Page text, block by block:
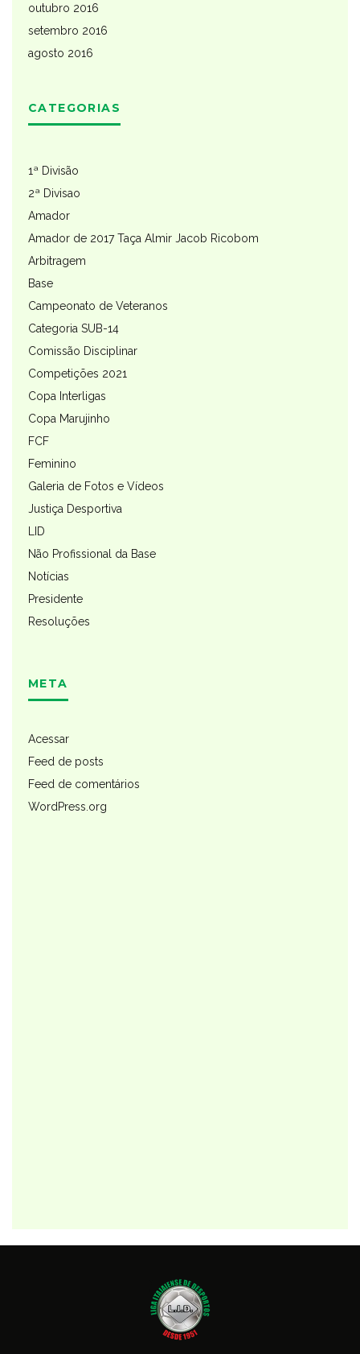
outubro 2016
setembro 2016
agosto 2016
CATEGORIAS
1ª Divisão
2ª Divisao
Amador
Amador de 2017 Taça Almir Jacob Ricobom
Arbitragem
Base
Campeonato de Veteranos
Categoria SUB-14
Comissão Disciplinar
Competições 2021
Copa Interligas
Copa Marujinho
FCF
Feminino
Galeria de Fotos e Vídeos
Justiça Desportiva
LID
Não Profissional da Base
Notícias
Presidente
Resoluções
META
Acessar
Feed de posts
Feed de comentários
WordPress.org